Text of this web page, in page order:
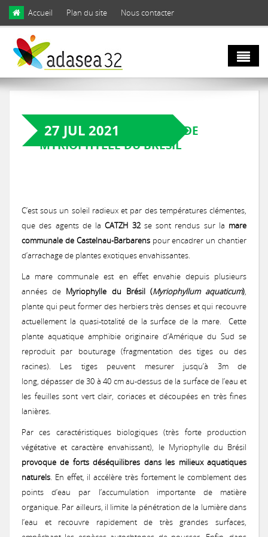
Skip to main content
Accueil Plan du site Nous contacter
Qui sommes
nous ?
Notre engagement
Notre gouvernance
Notre réseau
Histoire
Témoignages de gestionnaires
On parle de nous !
Biodiversité
Les facettes de la biodiversité gersoise
Milieux secs du Gers
Espèces animales du Gers
2017: La Chevêche d’Athéna, chouette de nos campagnes
2017: Paroles de Cistude
Les amphibiens
Les plantes messicoles
La Jacinthe de Rome
LIFE Coteaux Gascons
Natura2000
Actions menées
Formations
Vidéos de présentation
Agro
écologie
Concours des pratiques agro-écologiques
Prairies lauréates
Journal du Concours
Concours 2026
Appel à concourir
Passage du jury 2026
Concours 2024
Appel à concourir
Concours 2022
Mesures agri-environnementales
Formations obligatoires (2023-2027)
MAEC 2026
MAEC 2025
MAEC 2024
Bilan 2024
Paiement pour services environnementaux
PSE 2025
PSE 2020
PSE 2019
Projet "Veau des Prés"
PAT Gimone
2020 : Érosion : des solutions simples et efficaces
2017: Journée technique : Aménagements hydrauliques et anti-érosifs
Valorisation des prairies naturelles inondables
Etude: Valorisation des produits issus d'élevage herbager
Projet d'Eco-Pâturage
Urbanisme
Notre démarche
Nos compétences
Nos références
Appui aux collectivités dans la prise en compte des zones humides
Zones humides
et CATZH Gers
Présentation de la CATZH
Les zones humides
Qu’est-ce que c'est ?
Les types de zones humides du Gers
Missions de la CATZH
Actions de promotion
Amélioration des connaissances
Territoires d'action
Bas-Armagnac
Témoignages
Nos
prestations
Expertises et documents d'incidence Loi sur l'Eau
Expertises faune flore habitat
Plan de performance energétique
Annonces
Achats publics
27 JUL 2021
CHANTIER D’ARRACHAGE DE
MYRIOPHYLLE DU BRÉSIL
C’est sous un soleil radieux et par des températures clémentes,
que des agents de laCATZH 32 se sont rendus sur la mare
communale de Castelnau-Barbarens pour encadrer un chantier
d’arrachage de plantes exotiques envahissantes.
La mare communale est en effet envahie depuis plusieurs
années de Myriophylle du Brésil (Myriophyllum aquaticum),
plante qui peut former des herbiers très denses et qui recouvre
actuellement la quasi-totalité de la surface de la mare. Cette
plante aquatique amphibie originaire d’Amérique du Sud se
reproduit par bouturage (fragmentation des tiges ou des
racines). Les tiges peuvent mesurer jusqu’à 3m de
long, dépasser de 30 à 40 cm au-dessus de la surface de l’eau et
les feuilles sont vert clair, coriaces et découpées en très fines
lanières.
Par ces caractéristiques biologiques (très forte production
végétative et caractère envahissant), le Myriophylle du Brésil
provoque de forts déséquilibres dans les milieux aquatiques
naturels. En effet, il accélère très fortement le comblement des
points d’eau par l’accumulation importante de matière
organique. Par ailleurs, il limite la pénétration de la lumière dans
l’eau et recouvre rapidement de très grandes surfaces,